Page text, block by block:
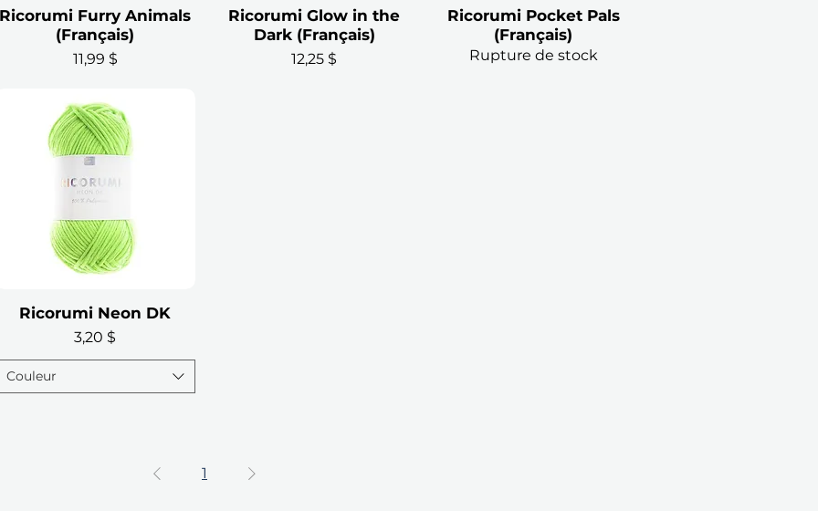
Aperçu rapide
Ricorumi Furry Animals
(Français)
Prix
11,99 $
Aperçu rapide
Ricorumi Glow in the
Dark (Français)
Prix
12,25 $
Aperçu rapide
Ricorumi Pocket Pals
(Français)
Rupture de stock
Aperçu rapide
Ricorumi Neon DK
Prix
3,20 $
Couleur
1